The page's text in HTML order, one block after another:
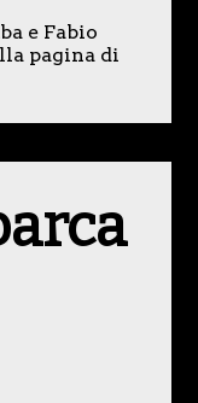
e Fabio
pagina di